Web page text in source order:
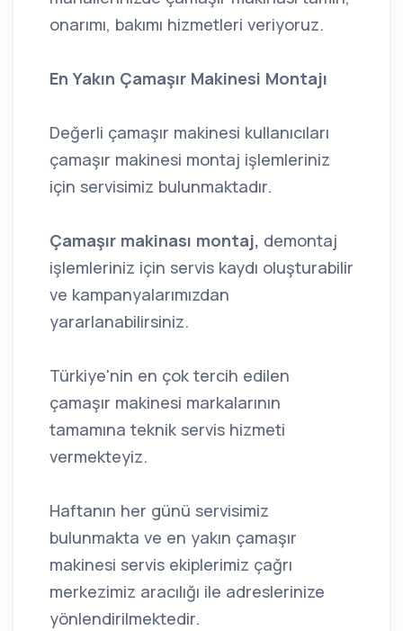
onarımı, bakımı hizmetleri veriyoruz.
En Yakın Çamaşır Makinesi Montajı
Değerli çamaşır makinesi kullanıcıları
çamaşır makinesi montaj işlemleriniz
için servisimiz bulunmaktadır.
Çamaşır makinası montaj, demontaj
işlemleriniz için servis kaydı oluşturabilir
ve kampanyalarımızdan
yararlanabilirsiniz.
Türkiye'nin en çok tercih edilen
çamaşır makinesi markalarının
tamamına teknik servis hizmeti
vermekteyiz.
Haftanın her günü servisimiz
bulunmakta ve en yakın çamaşır
makinesi servis ekiplerimiz çağrı
merkezimiz aracılığı ile adreslerinize
yönlendirilmektedir.